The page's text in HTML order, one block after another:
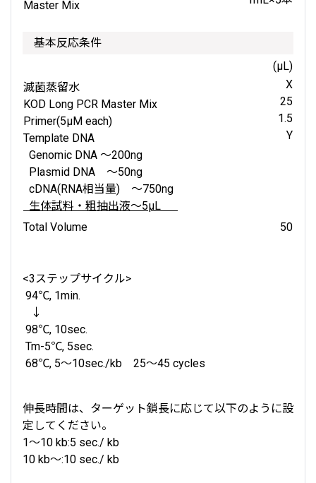
Master Mix
基本反応条件
(μL)
滅菌蒸留水
KOD Long PCR Master Mix
Primer(5μM each)
Template DNA
Genomic DNA ～200ng
Plasmid DNA ～50ng
cDNA(RNA相当量) ～750ng
生体試料・粗抽出液～5μL
X
25
1.5
Y
Total Volume 50
<3ステップサイクル>
94℃, 1min.
↓
98℃, 10sec.
Tm-5℃, 5sec.
68℃, 5～10sec./kb 25〜45 cycles
伸長時間は、ターゲット鎖長に応じて以下のように設
定してください。
1～10 kb:5 sec./ kb
10 kb～:10 sec./ kb